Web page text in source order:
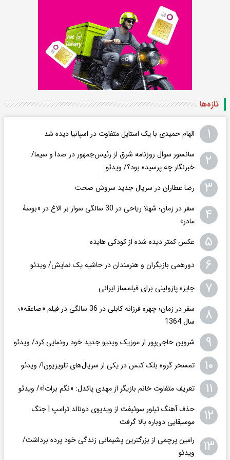
تازه‌ها
۱ الهام حمیدی با یک استایل متفاوت در اسپانیا دیده شد
۲
سانسور سوال روزنامه شرق از رئیس‌جمهور در صدا و سیما/
خبرنگار چه پرسیده بود؟/ ویدئو
۳ رضا عطاران در سریال جدید سروش صحت
۴
سفر در زمان؛ شهلا ریاحی در 30 سالگی سوار بر الاغ در «بوسۀ
مادر»
۵ عکس کمتر دیده شده از کودکی هایده
۶ دورهمی بازیگران و هنرمندان در حاشیه یک نمایش/ ویدئو
۷ جایزه پازولینی برای فیلمساز ایرانی
۸
سفر در زمان؛ چهره فرزانه کابلی در 36 سالگی در فیلم «صاعقه»؛
سال 1364
۹ شروین حاجی‌پور از موزیک ویدیو جدید خود رونمایی کرد/ ویدئو
۱۰ تمسخر گروه بلک کتس در یکی از سریال‌های تلویزیون!/ ویدئو
۱۱ تعریف متفاوت خانم بازیگر از مهدی پاکدل: «نگم برات!»/ ویدئو
۱۲
حذف آهنگ تیلور سوئیفت از ویدیوی دونالد ترامپ | جنگ
موسیقایی دوباره بالا گرفت
۱۳
رامین پرچمی از بزرگترین پشیمانی زندگی خود پرده برداشت/
ویدئو